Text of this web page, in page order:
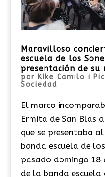
Maravilloso
escuela de los
presentación de su
por Kike Camilo i
Sociedad
El marco
Ermita de San Blas
que se presentaba
banda escuela de
pasado domingo 18
de la banda escuela